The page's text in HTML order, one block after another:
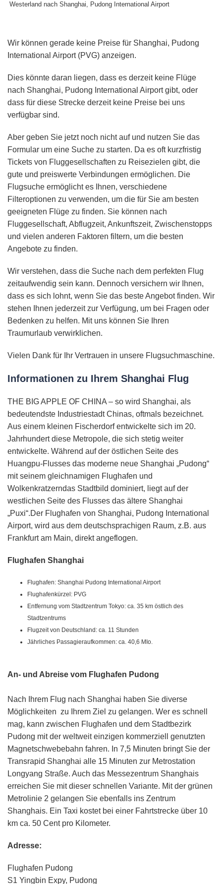
Westerland nach Shanghai, Pudong International Airport
Wir können gerade keine Preise für Shanghai, Pudong
International Airport (PVG) anzeigen.
Dies könnte daran liegen, dass es derzeit keine Flüge
nach Shanghai, Pudong International Airport gibt, oder
dass für diese Strecke derzeit keine Preise bei uns
verfügbar sind.
Aber geben Sie jetzt noch nicht auf und nutzen Sie das
Formular um eine Suche zu starten. Da es oft kurzfristig
Tickets von Fluggesellschaften zu Reisezielen gibt, die
gute und preiswerte Verbindungen ermöglichen. Die
Flugsuche ermöglicht es Ihnen, verschiedene
Filteroptionen zu verwenden, um die für Sie am besten
geeigneten Flüge zu finden. Sie können nach
Fluggesellschaft, Abflugzeit, Ankunftszeit, Zwischenstopps
und vielen anderen Faktoren filtern, um die besten
Angebote zu finden.
Wir verstehen, dass die Suche nach dem perfekten Flug
zeitaufwendig sein kann. Dennoch versichern wir Ihnen,
dass es sich lohnt, wenn Sie das beste Angebot finden. Wir
stehen Ihnen jederzeit zur Verfügung, um bei Fragen oder
Bedenken zu helfen. Mit uns können Sie Ihren
Traumurlaub verwirklichen.
Vielen Dank für Ihr Vertrauen in unsere Flugsuchmaschine.
Informationen zu Ihrem Shanghai Flug
THE BIG APPLE OF CHINA – so wird Shanghai, als
bedeutendste Industriestadt Chinas, oftmals bezeichnet.
Aus einem kleinen Fischerdorf entwickelte sich im 20.
Jahrhundert diese Metropole, die sich stetig weiter
entwickelte. Während auf der östlichen Seite des
Huangpu-Flusses das moderne neue Shanghai „Pudong“
mit seinem gleichnamigen Flughafen und
Wolkenkratzerndas Stadtbild dominiert, liegt auf der
westlichen Seite des Flusses das ältere Shanghai
„Puxi“.Der Flughafen von Shanghai, Pudong International
Airport, wird aus dem deutschsprachigen Raum, z.B. aus
Frankfurt am Main, direkt angeflogen.
Flughafen Shanghai
Flughafen: Shanghai Pudong International Airport
Flughafenkürzel: PVG
Entfernung vom Stadtzentrum Tokyo: ca. 35 km östlich des
Stadtzentrums
Flugzeit von Deutschland: ca. 11 Stunden
Jährliches Passagieraufkommen: ca. 40,6 MIo.
An- und Abreise vom Flughafen Pudong
Nach Ihrem Flug nach Shanghai haben Sie diverse
Möglichkeiten zu Ihrem Ziel zu gelangen. Wer es schnell
mag, kann zwischen Flughafen und dem Stadtbezirk
Pudong mit der weltweit einzigen kommerziell genutzten
Magnetschwebebahn fahren. In 7,5 Minuten bringt Sie der
Transrapid Shanghai alle 15 Minuten zur Metrostation
Longyang Straße. Auch das Messezentrum Shanghais
erreichen Sie mit dieser schnellen Variante. Mit der grünen
Metrolinie 2 gelangen Sie ebenfalls ins Zentrum
Shanghais. Ein Taxi kostet bei einer Fahrtstrecke über 10
km ca. 50 Cent pro Kilometer.
Adresse:
Flughafen Pudong
S1 Yingbin Expy, Pudong